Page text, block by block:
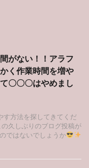
がない！！アラフ
く作業時間を増や
〇〇〇はやめまし
す方法を探してきてくだ
久しぶりのブログ投稿が
ではないでしょうか